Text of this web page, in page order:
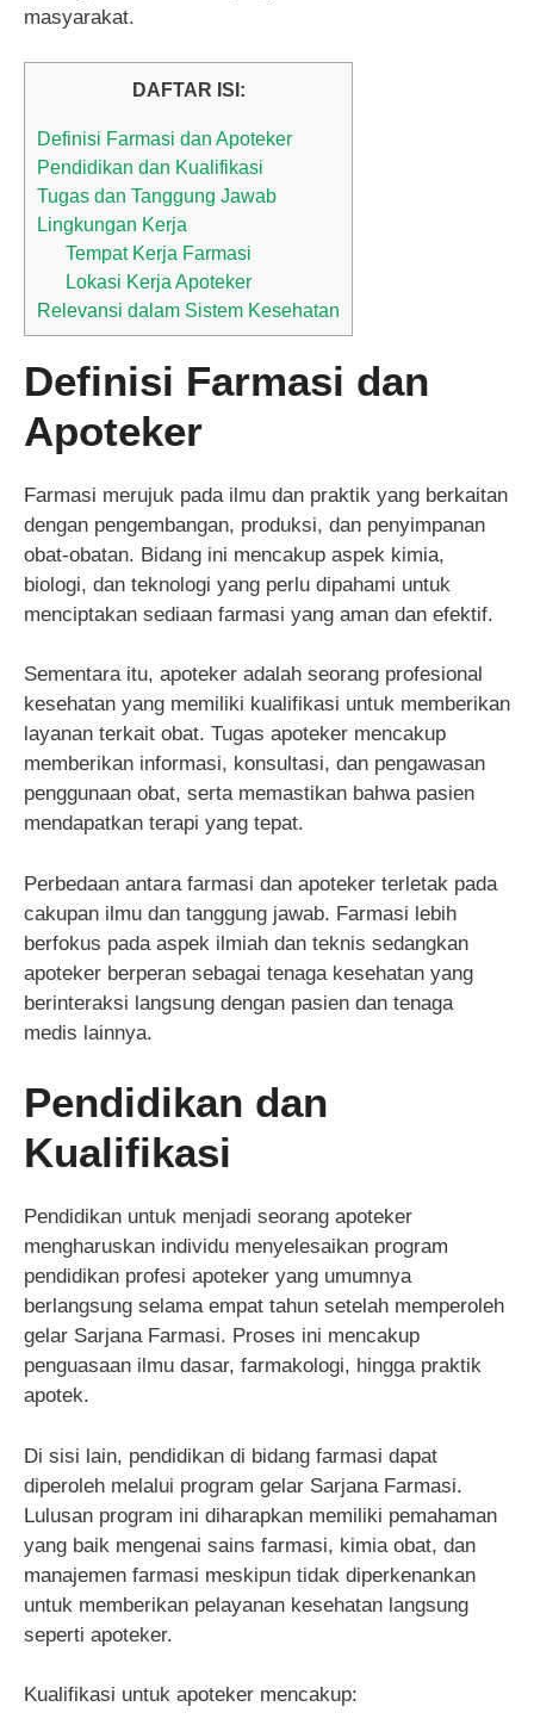
masyarakat.
DAFTAR ISI:
Definisi Farmasi dan Apoteker
Pendidikan dan Kualifikasi
Tugas dan Tanggung Jawab
Lingkungan Kerja
Tempat Kerja Farmasi
Lokasi Kerja Apoteker
Relevansi dalam Sistem Kesehatan
Definisi Farmasi dan
Apoteker
Farmasi merujuk pada ilmu dan praktik yang berkaitan
dengan pengembangan, produksi, dan penyimpanan
obat-obatan. Bidang ini mencakup aspek kimia,
biologi, dan teknologi yang perlu dipahami untuk
menciptakan sediaan farmasi yang aman dan efektif.
Sementara itu, apoteker adalah seorang profesional
kesehatan yang memiliki kualifikasi untuk memberikan
layanan terkait obat. Tugas apoteker mencakup
memberikan informasi, konsultasi, dan pengawasan
penggunaan obat, serta memastikan bahwa pasien
mendapatkan terapi yang tepat.
Perbedaan antara farmasi dan apoteker terletak pada
cakupan ilmu dan tanggung jawab. Farmasi lebih
berfokus pada aspek ilmiah dan teknis sedangkan
apoteker berperan sebagai tenaga kesehatan yang
berinteraksi langsung dengan pasien dan tenaga
medis lainnya.
Pendidikan dan
Kualifikasi
Pendidikan untuk menjadi seorang apoteker
mengharuskan individu menyelesaikan program
pendidikan profesi apoteker yang umumnya
berlangsung selama empat tahun setelah memperoleh
gelar Sarjana Farmasi. Proses ini mencakup
penguasaan ilmu dasar, farmakologi, hingga praktik
apotek.
Di sisi lain, pendidikan di bidang farmasi dapat
diperoleh melalui program gelar Sarjana Farmasi.
Lulusan program ini diharapkan memiliki pemahaman
yang baik mengenai sains farmasi, kimia obat, dan
manajemen farmasi meskipun tidak diperkenankan
untuk memberikan pelayanan kesehatan langsung
seperti apoteker.
Kualifikasi untuk apoteker mencakup: